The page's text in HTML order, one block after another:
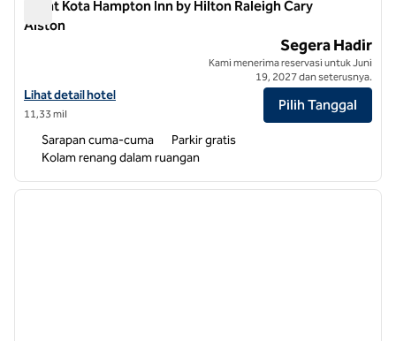
Pusat Kota Hampton Inn by Hilton Raleigh Cary
Alston
Pusat Kota Hampton Inn by Hilton Raleigh Cary Alston
Lihat detail hotel untuk Hampton Inn by Hilton Raleigh Cary Alston
Lihat detail hotel
11,33 mil
Segera Hadir
Kami menerima reservasi untuk Juni
19, 2027 dan seterusnya.
Pilih Tanggal
Sarapan cuma-cuma
Parkir gratis
Kolam renang dalam ruangan
1 dari 12